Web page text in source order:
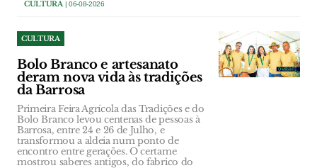
CULTURA| 06-08-2026
CULTURA
Bolo Branco e artesanato
deram nova vida às tradições
da Barrosa
Primeira Feira Agrícola das Tradições e do
Bolo Branco levou centenas de pessoas à
Barrosa, entre 24 e 26 de Julho, e
transformou a aldeia num ponto de
encontro entre gerações. O certame
mostrou saberes antigos, do fabrico do